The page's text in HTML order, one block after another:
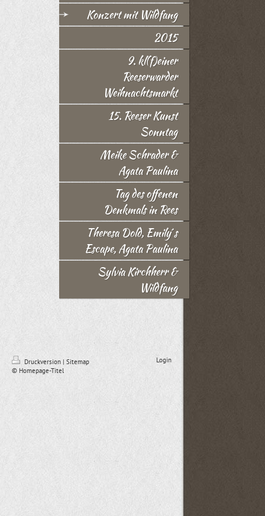
Konzert mit Wildfang
2015
9. kl(f)einer
Reeserwarder
Weihnachtsmarkt
15. Reeser Kunst
Sonntag
Meike Schrader &
Agata Paulina
Tag des offenen
Denkmals in Rees
Theresa Dold, Emily´s
Escape, Agata Paulina
Sylvia Kirchherr &
Wildfang
Druckversion | Sitemap
© Homepage-Titel
Login